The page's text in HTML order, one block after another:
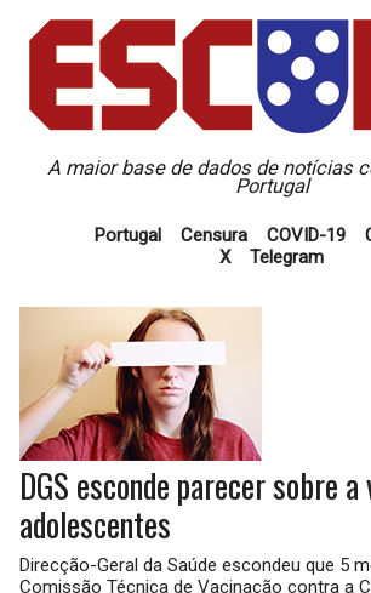
A maior base de dados de notícias
Portugal
Portugal Censura COVID-19
X
Telegram
DGS esconde parecer sobre
adolescentes
Direcção-Geral da Saúde escondeu que 5
Comissão Técnica de Vacinação contra a